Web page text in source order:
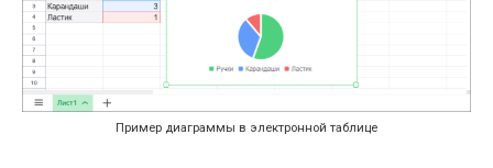
Пример диаграммы в электронной таблице